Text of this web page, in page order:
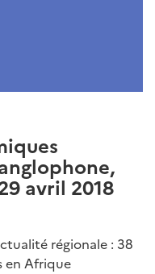
avril 2018
régionale : 38
en Afrique